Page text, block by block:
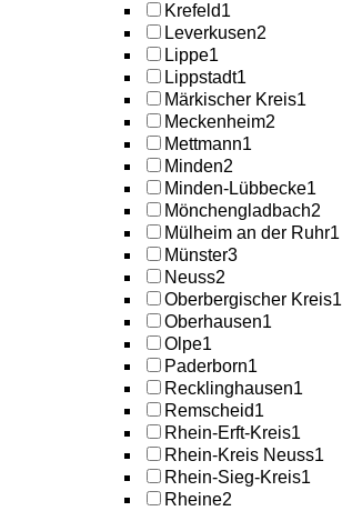
Krefeld1
Leverkusen2
Lippe1
Lippstadt1
Märkischer Kreis1
Meckenheim2
Mettmann1
Minden2
Minden-Lübbecke1
Mönchengladbach2
Mülheim an der Ruhr1
Münster3
Neuss2
Oberbergischer Kreis1
Oberhausen1
Olpe1
Paderborn1
Recklinghausen1
Remscheid1
Rhein-Erft-Kreis1
Rhein-Kreis Neuss1
Rhein-Sieg-Kreis1
Rheine2